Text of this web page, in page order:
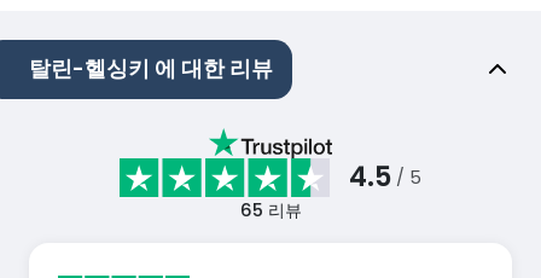
탈린-헬싱키 에 대한 리뷰
4.5 / 5
65 리뷰